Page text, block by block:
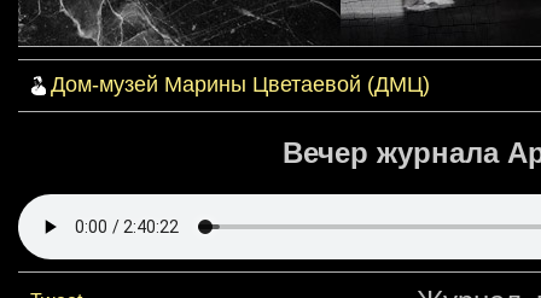
Дом-музей Марины Цветаевой (ДМЦ)
Вечер журнала